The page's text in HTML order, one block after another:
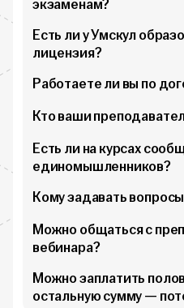
экзаменам?
Есть ли у Умскул
лицензия?
Работаете ли вы по
Кто ваши
Есть ли на курсах
единомышленников?
Кому задавать
Можно общаться с
вебинара?
Можно заплатить
остальную сумму —